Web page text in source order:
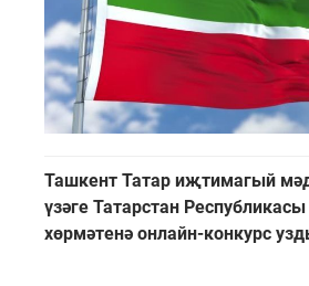
Ташкент Татар иҗтимагый
үзәге Татарстан
хөрмәтенә онлайн-конкурс